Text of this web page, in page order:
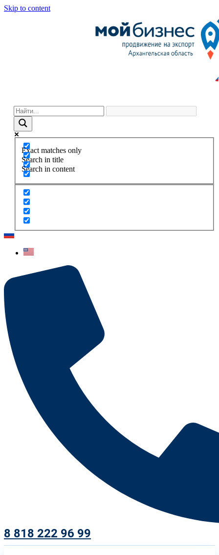
Skip to content
Exact matches only
Search in title
Search in content
8 818 222 96 99​